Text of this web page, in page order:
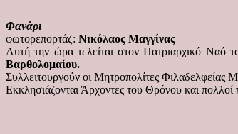
Φανάρι
φωτορεπορτάζ: Νικόλαος Μαγγίνας
Αυτή την ώρα τελείται στον Πατριαρχικό Ναό
Βαρθολομαίου.
Συλλειτουργούν οι Μητροπολίτες Φιλαδελφείας
Εκκλησιάζονται Άρχοντες του Θρόνου και πολλοί